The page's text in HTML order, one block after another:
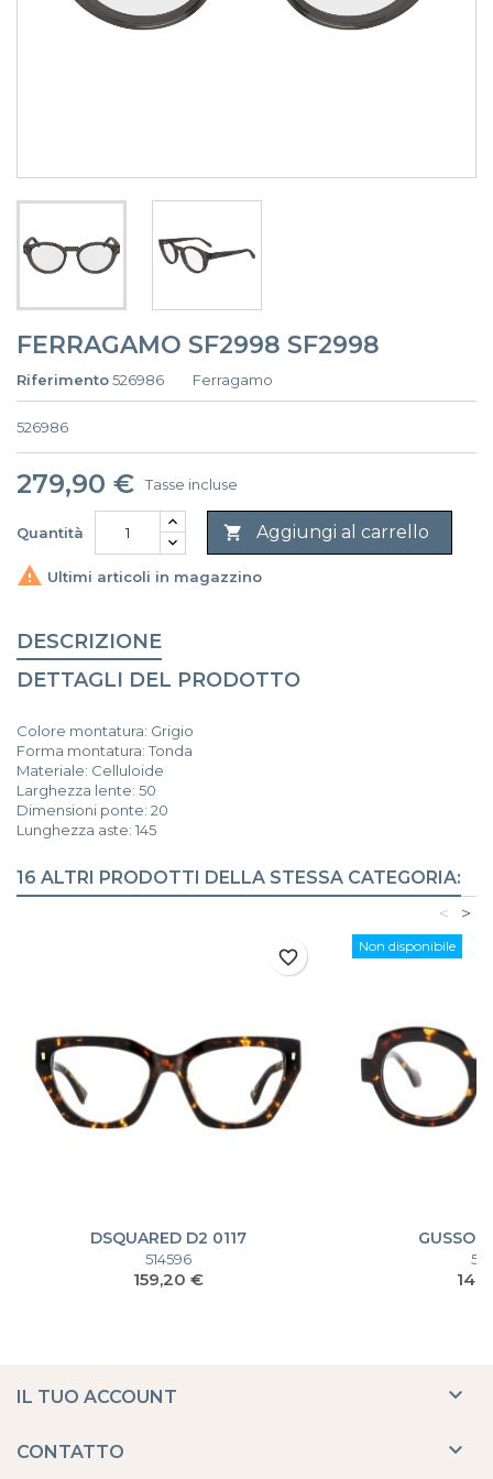
FERRAGAMO SF2998 SF2998
Riferimento526986 Ferragamo
526986
279,90 € Tasse incluse
Quantità  Aggiungi al carrello
 Ultimi articoli in magazzino
DESCRIZIONE
DETTAGLI DEL PRODOTTO
Colore montatura: Grigio
Forma montatura: Tonda
Materiale: Celluloide
Larghezza lente: 50
Dimensioni ponte: 20
Lunghezza aste: 145
16 ALTRI PRODOTTI DELLA STESSA CATEGORIA:
>
<
DSQUARED D2 0117
514596
Prezzo
159,20 €
favorite_border
Non disponibile
IL TUO ACCOUNT 
CONTATTO 